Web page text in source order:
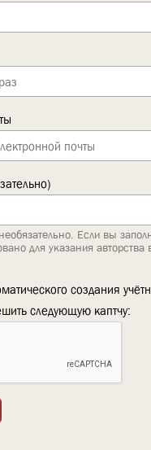
Если вы
для указания авторства
создания
следующую каптчу: